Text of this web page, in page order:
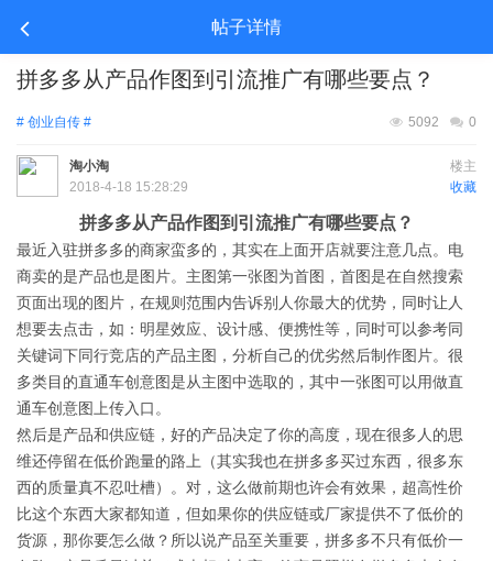
帖子详情
拼多多从产品作图到引流推广有哪些要点？
# 创业自传 # 0
5092
楼主
淘小淘
收藏
2018-4-18 15:28:29
拼多多从产品作图到引流推广有哪些要点？
最近入驻拼多多的商家蛮多的，其实在上面开店就要注意几点。电
商卖的是产品也是图片。主图第一张图为首图，首图是在自然搜索
页面出现的图片，在规则范围内告诉别人你最大的优势，同时让人
想要去点击，如：明星效应、设计感、便携性等，同时可以参考同
关键词下同行竞店的产品主图，分析自己的优劣然后制作图片。很
多类目的直通车创意图是从主图中选取的，其中一张图可以用做直
通车创意图上传入口。
然后是产品和供应链，好的产品决定了你的高度，现在很多人的思
维还停留在低价跑量的路上（其实我也在拼多多买过东西，很多东
西的质量真不忍吐槽）。对，这么做前期也许会有效果，超高性价
比这个东西大家都知道，但如果你的供应链或厂家提供不了低价的
货源，那你要怎么做？所以说产品至关重要，拼多多不只有低价一